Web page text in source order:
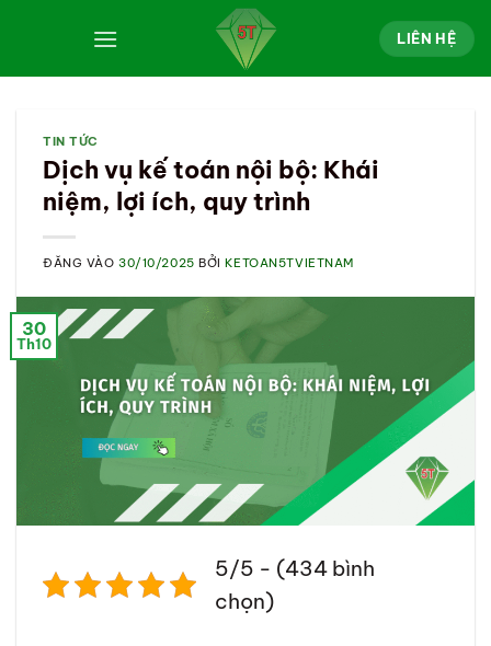
LIÊN HỆ
TIN TỨC
Dịch vụ kế toán nội bộ: Khái
niệm, lợi ích, quy trình
ĐĂNG VÀO30/10/2025 BỞIKETOAN5TVIETNAM
30
Th10
5/5 - (434 bình
chọn)